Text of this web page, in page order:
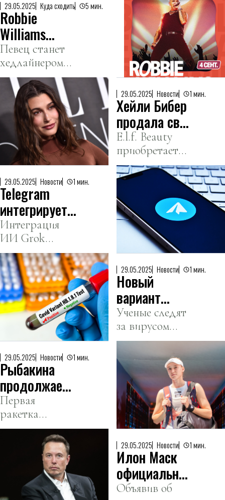
29.05.2025 Куда сходить 5 мин.
Robbie
Williams
выступит на
Park Live
Almaty
Певец станет
хедлайнером
дополнительного
дня фестиваля.
29.05.2025 Новости 1 мин.
Хейли Бибер
продала свой
бренд
косметики за
1 миллиард
долларов
E.l.f. Beauty
приобретает
Rhode за
рекордную
29.05.2025 Новости 1 мин.
Telegram
интегрирует
ИИ от xAI
Маска
Интеграция
ИИ Grok
обещает новые
возможности
для миллиарда
пользователей
Telegram.
29.05.2025 Новости 1 мин.
Новый
вариант
COVID-19
пришел в
США
Ученые следят
за вирусом
NB.1.8.1,
который
набирает
обороты.
29.05.2025 Новости 1 мин.
Рыбакина
продолжает
победную
серию на
«Ролан
Гаррос»
Первая
ракетка
Казахстана
уверенно
победила
теннисистку из
США Иву
Йович во
29.05.2025 Новости 1 мин.
Илон Маск
официально
покидает
Объявив об